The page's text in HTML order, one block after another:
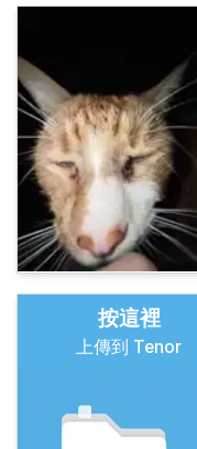
按這裡
上傳到 Tenor